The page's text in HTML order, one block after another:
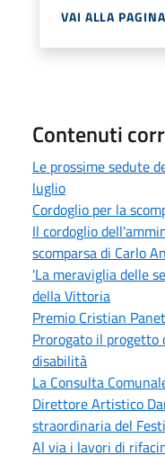
VAI ALLA PAGINA
Contenuti
Le prossime sedute
luglio
Cordoglio per la
Il cordoglio
scomparsa di Carlo
'La meraviglia delle
della Vittoria
Premio Cristian
Prorogato il progetto
disabilità
La Consulta
Direttore Artistico
straordinaria del
Al via i lavori di